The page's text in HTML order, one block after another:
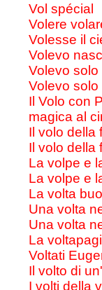
Vol spécial
Volere
Volesse il
Volevo
Volevo
Volevo solo
Il Volo con
magica al
Il volo della
Il volo della
La volpe e
La volpe e
La volta
Una volta
Una volta
La
Voltati
Il volto di
I volti della